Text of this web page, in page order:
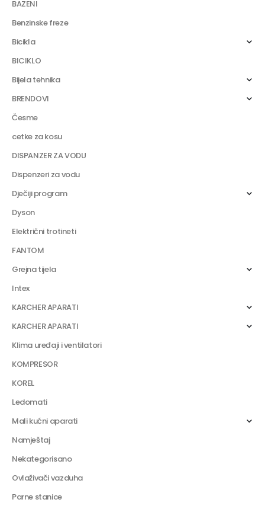
BAZENI
Benzinske freze
Bicikla
BICIKLO
Bijela tehnika
BRENDOVI
Česme
cetke za kosu
DISPANZER ZA VODU
Dispenzeri za vodu
Dječiji program
Dyson
Električni trotineti
FANTOM
Grejna tijela
Intex
KARCHER APARATI
KARCHER APARATI
Klima uređaji i ventilatori
KOMPRESOR
KOREL
Ledomati
Mali kućni aparati
Namještaj
Nekategorisano
Ovlaživači vazduha
Parne stanice